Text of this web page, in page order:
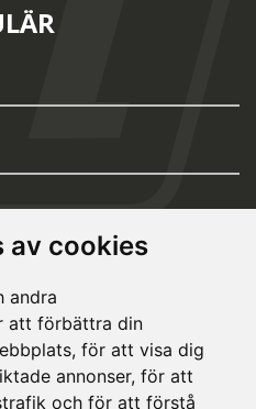
av cookies
andra
att förbättra din
för att visa dig
annonser, för att
och för att förstå